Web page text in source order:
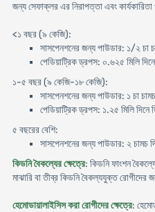
জন্য সেফাক্লর এর নিরাপত্তা এবং কার্যকারিতা
<১ বছর (৯ কেজি):
সাসপেনশনের জন্য পাউডার: ১/২ চা
পেডিয়াট্রিক ড্রপস: ০.৬২৫ মিলি
১-৫ বছর (৯ কেজি-১৮ কেজি):
সাসপেনশনের জন্য পাউডার: ১ চা
পেডিয়াট্রিক ড্রপস: ১.২৫ মিলি দিনে
৫ বছরের বেশি:
সাসপেনশনের জন্য পাউডার: ২ চামচ
কিডনি বৈকল্যের ক্ষেত্রে: কিডনি ফাংশন
মাঝারি বা তীব্র কিডনি বৈকল্যযুক্ত
হেমোডায়ালাইসিস করা রোগীদের ক্ষেত্রে: